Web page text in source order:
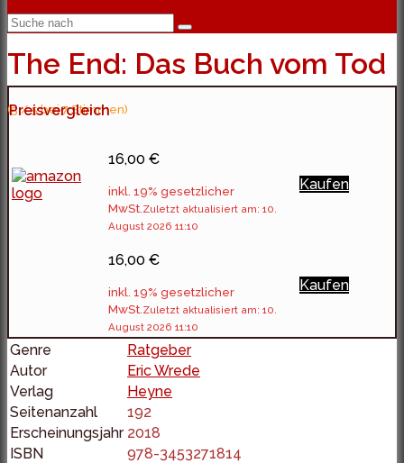
The End: Das Buch vom Tod
(5 / 5 bei 7 Stimmen)
Preisvergleich
16,00 €
inkl. 19% gesetzlicher
MwSt. Zuletzt aktualisiert am: 10.
August 2026 11:10
Kaufen
16,00 €
inkl. 19% gesetzlicher
MwSt. Zuletzt aktualisiert am: 10.
August 2026 11:10
Kaufen
Genre
Ratgeber
Autor
Eric Wrede
Verlag
Heyne
Seitenanzahl
192
Erscheinungsjahr 2018
ISBN
978-3453271814